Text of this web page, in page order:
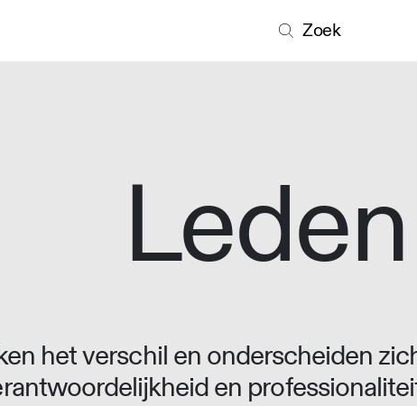
Zoek
Leden
het verschil en onderscheiden
en